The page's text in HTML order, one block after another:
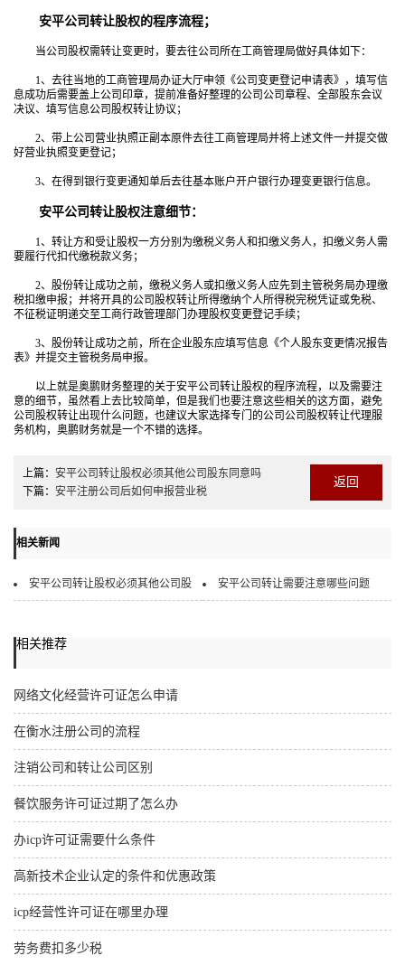
安平公司转让股权的程序流程；
当公司股权需转让变更时，要去往公司所在工商管理局做好具体如下：
1、去往当地的工商管理局办证大厅申领《公司变更登记申请表》，填写信
息成功后需要盖上公司印章，提前准备好整理的公司公司章程、全部股东会议
决议、填写信息公司股权转让协议；
2、带上公司营业执照正副本原件去往工商管理局并将上述文件一并提交做
好营业执照变更登记；
3、在得到银行变更通知单后去往基本账户开户银行办理变更银行信息。
安平公司转让股权注意细节：
1、转让方和受让股权一方分别为缴税义务人和扣缴义务人，扣缴义务人需
要履行代扣代缴税款义务；
2、股份转让成功之前，缴税义务人或扣缴义务人应先到主管税务局办理缴
税扣缴申报；并将开具的公司股权转让所得缴纳个人所得税完税凭证或免税、
不征税证明递交至工商行政管理部门办理股权变更登记手续；
3、股份转让成功之前，所在企业股东应填写信息《个人股东变更情况报告
表》并提交主管税务局申报。
以上就是奥鹏财务整理的关于安平公司转让股权的程序流程，以及需要注
意的细节，虽然看上去比较简单，但是我们也要注意这些相关的这方面，避免
公司股权转让出现什么问题，也建议大家选择专门的公司公司股权转让代理服
务机构，奥鹏财务就是一个不错的选择。
上篇： 安平公司转让股权必须其他公司股东同意吗
下篇： 安平注册公司后如何申报营业税
返回
相关新闻
安平公司转让股权必须其他公司股 安平公司转让需要注意哪些问题
相关推荐
网络文化经营许可证怎么申请
在衡水注册公司的流程
注销公司和转让公司区别
餐饮服务许可证过期了怎么办
办icp许可证需要什么条件
高新技术企业认定的条件和优惠政策
icp经营性许可证在哪里办理
劳务费扣多少税